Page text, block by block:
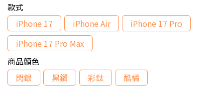
款式
iPhone 17
iPhone Air
iPhone 17 Pro
iPhone 17 Pro Max
商品顏色
閃銀
黑鑽 彩鈦 酷橘